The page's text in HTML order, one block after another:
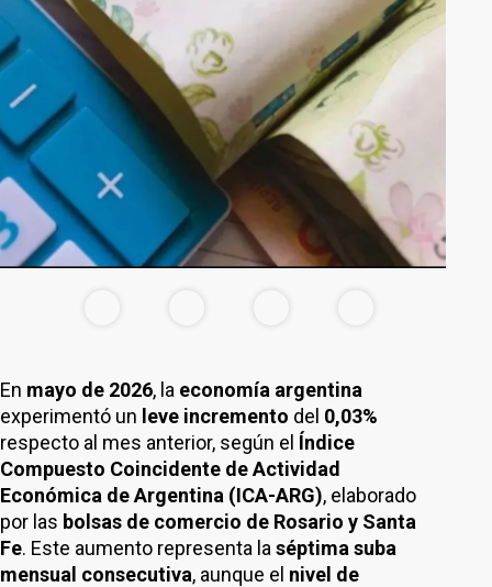
En mayo de 2026, la economía argentina
experimentó un leve incremento del 0,03%
respecto al mes anterior, según el Índice
Compuesto Coincidente de Actividad
Económica de Argentina (ICA-ARG), elaborado
por las bolsas de comercio de Rosario y Santa
Fe. Este aumento representa la séptima suba
mensual consecutiva, aunque el nivel de